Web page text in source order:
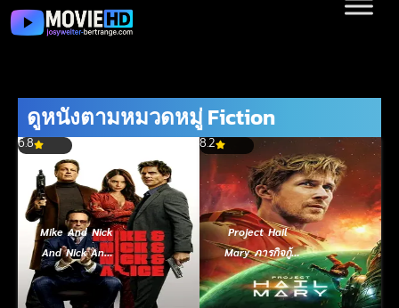
ดูหนังตามหมวดหมู่ Fiction
6.8
Mike And Nick
And Nick And
Alice (2026)
8.2
Project Hail
Mary ภารกิจกู้
สุริยะ (2026)